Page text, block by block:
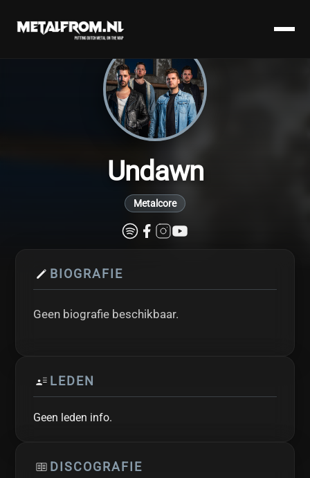
Undawn
Metalcore
BIOGRAFIE
Geen biografie beschikbaar.
LEDEN
Geen leden info.
DISCOGRAFIE